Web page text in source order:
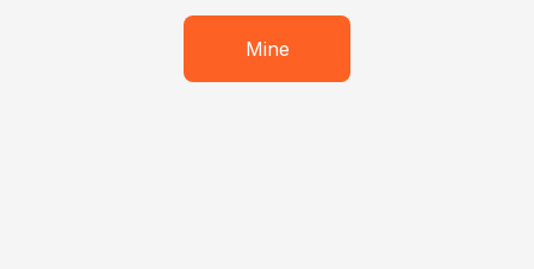
Mine